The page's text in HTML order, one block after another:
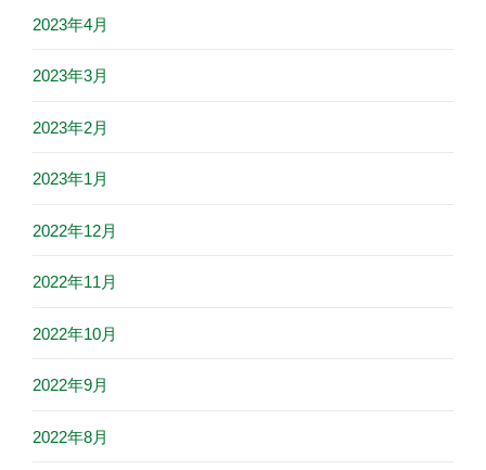
2023年4月
2023年3月
2023年2月
2023年1月
2022年12月
2022年11月
2022年10月
2022年9月
2022年8月